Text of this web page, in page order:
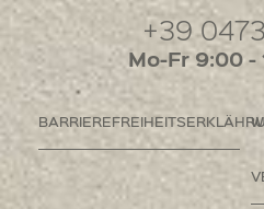
+39 0473
Mo-Fr 9:00 -